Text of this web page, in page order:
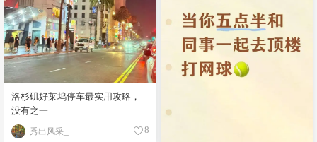
洛杉矶好莱坞停车最实用攻略，
没有之一
秀出风采_ 8